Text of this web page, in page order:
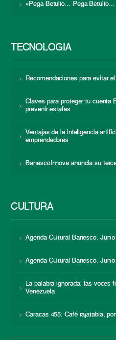
«Pega Betulio… Pega Betulio…
TECNOLOGÍA
Recomendaciones para evitar
Claves para proteger tu cuenta
prevenir estafas
Ventajas de la inteligencia
emprendedores
BanescoInnova anuncia su
CULTURA
Agenda Cultural Banesco.
Agenda Cultural Banesco.
La palabra ignorada: las voces
Venezuela
Caracas 455: Café rajatabla,